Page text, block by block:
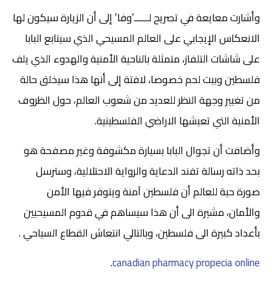
وأشارت معايعة في تصريح لــــــ’وفا’ إلى أن الزيارة سيكون لها
الانعكاس الإيجابي على العالم المسيحي الذي سيتابع البابا
على شاشات التلفاز، متمثلة بالناحية الأمنية والهدوء الذي يلف
فلسطين وبيت لحم خصوصا، لافتة إلى أنها هذا سيخلق حالة
من تغيير وجهة النظر للعديد من شعوب العالم، حول الظروف
الأمنية التي تعيشها الاراضي الفلسطينية.
وأضافت أن تجوال البابا بسيارة مكشوفة وغير مصفحة هو
بحد ذاته رسالة تفند الدعاية والرواية الاحتلالية، وسترسل
صورة حية للعالم أن فلسطين آمنة ويتوفر فيها الأمن
والأمان، مشيرة الى أن هذا سيساهم في قدوم المسيحيين
بأعداد كبيرة الى فلسطين، وبالتالي انتعاش القطاع السياحي .
canadian pharmacy propecia online
.